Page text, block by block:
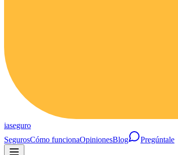
iaseguro
SegurosCómo funcionaOpinionesBlog Pregúntale